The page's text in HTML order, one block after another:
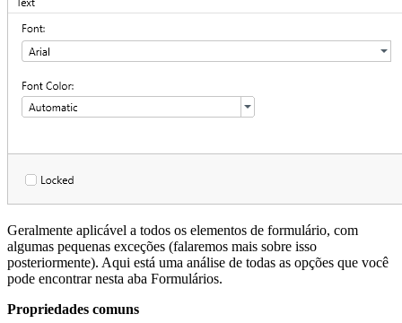
Geralmente aplicável a todos os elementos de formulário, com
algumas pequenas exceções (falaremos mais sobre isso
posteriormente). Aqui está uma análise de todas as opções que você
pode encontrar nesta aba Formulários.
Propriedades comuns